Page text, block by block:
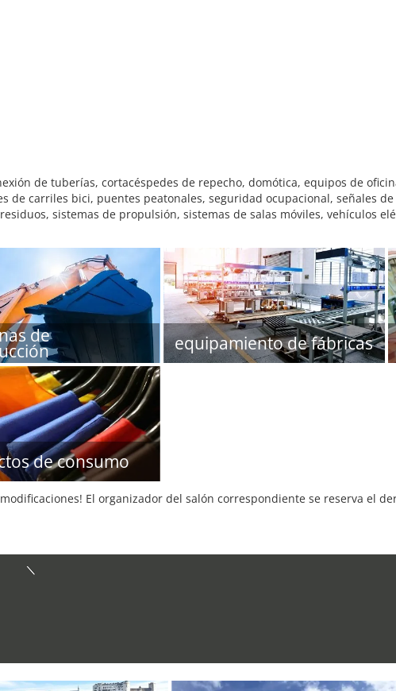
de tuberías, cortacéspedes de repecho, domótica, equipos de
carriles bici, puentes peatonales, seguridad ocupacional, señales
sistemas de propulsión, sistemas de salas móviles, vehículos
de equipamiento de fábricas
de consumo
El organizador del salón correspondiente se reserva el